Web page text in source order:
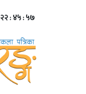
२२ : ४५ : ५७